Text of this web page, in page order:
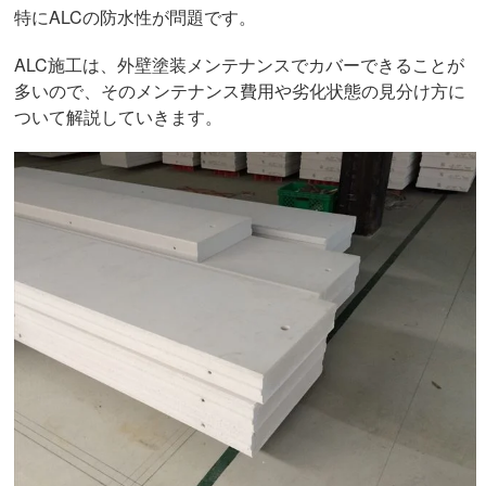
特にALCの防水性が問題です。
ALC施工は、外壁塗装メンテナンスでカバーできることが
多いので、そのメンテナンス費用や劣化状態の見分け方に
ついて解説していきます。